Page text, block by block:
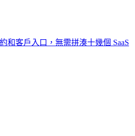
和客戶入口，無需拼湊十幾個 SaaS